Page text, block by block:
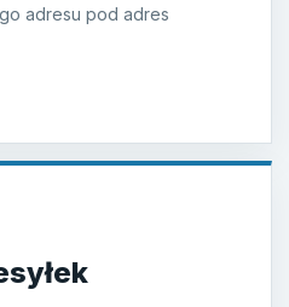
adresu pod adres